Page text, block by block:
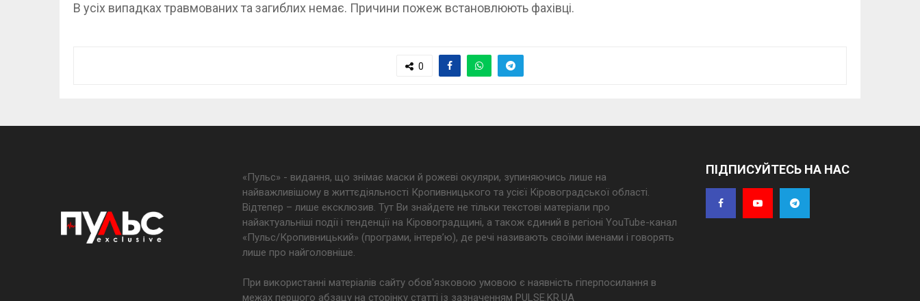
В усіх випадках травмованих та загиблих немає. Причини пожеж встановлюють фахівці.
0
«Пульс» - видання, що знімає маски й рожеві окуляри, зупиняючись лише на
найважливішому в життєдіяльності Кропивницького та усієї Кіровоградської області.
Відтепер – лише ексклюзив. Тут Ви знайдете не тільки текстові матеріали про
найактуальніші події і тенденції на Кіровоградщині, а також єдиний в регіоні YouTube-канал
«Пульс/Кропивницький» (програми, інтерв’ю), де речі називають своїми іменами і говорять
лише про найголовніше.
При використанні матеріалів сайту обов'язковою умовою є наявність гіперпосилання в
межах першого абзацу на сторінку статті із зазначенням PULSE.KR.UA
ПІДПИСУЙТЕСЬ НА НАС